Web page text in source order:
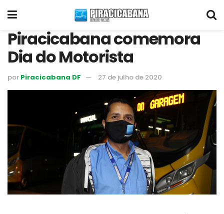
Piracicabana comemora
Dia do Motorista
por Piracicabana DF 27 de julho de 2020